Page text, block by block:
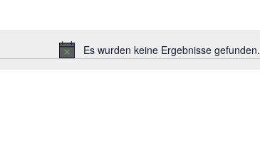
Hinweis
Es wurden keine Ergebnisse gefunden.